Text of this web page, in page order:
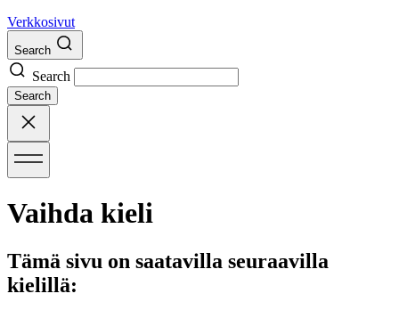
Verkkosivut
Search
Search
Search
Vaihda kieli
Tämä sivu on saatavilla seuraavilla
kielillä: